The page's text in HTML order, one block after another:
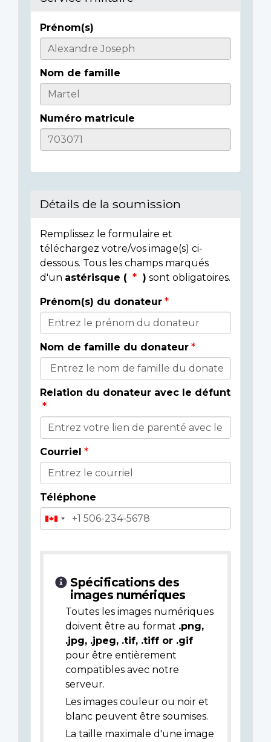
Informations
sur
l'individu
Prénom(s)
Nom de famille
Numéro matricule
Détails de la soumission
Remplissez le formulaire et
téléchargez votre/vos image(s) ci-
dessous. Tous les champs marqués
d'un astérisque ( ) sont obligatoires.
Détails
du
donateur
Prénom(s) du donateur
Nom de famille du donateur
Relation du donateur avec le défunt
Courriel
Téléphone
Spécifications des
images numériques
Toutes les images numériques
doivent être au format .png,
.jpg, .jpeg, .tif, .tiff or .gif
pour être entièrement
compatibles avec notre
serveur.
Les images couleur ou noir et
blanc peuvent être soumises.
La taille maximale d'une image